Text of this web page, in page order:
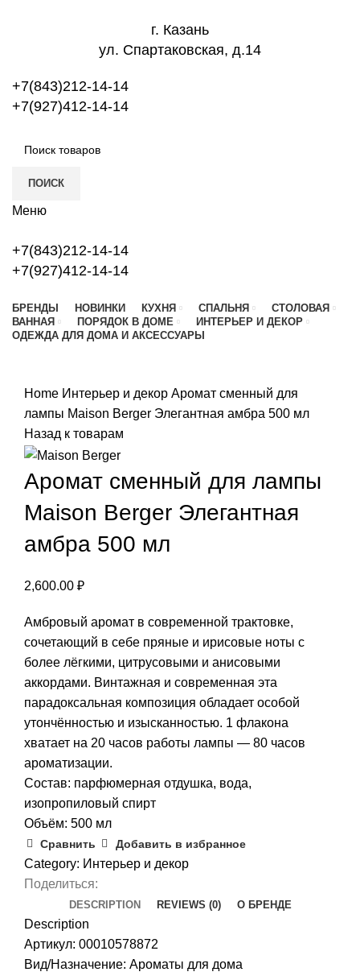
г. Казань
ул. Спартаковская, д.14
+7(843)212-14-14
+7(927)412-14-14
ПОИСК
Меню
+7(843)212-14-14
+7(927)412-14-14
БРЕНДЫ НОВИНКИ КУХНЯ СПАЛЬНЯ
СТОЛОВАЯ
ВАННАЯ
ПОРЯДОК В ДОМЕ
ИНТЕРЬЕР И ДЕКОР
ОДЕЖДА ДЛЯ ДОМА И АКСЕССУАРЫ
Home Интерьер и декор Аромат сменный для
лампы Maison Berger Элегантная амбра 500 мл
Назад к товарам
Аромат сменный для лампы
Maison Berger Элегантная
амбра 500 мл
2,600.00 ₽
Амбровый аромат в современной трактовке,
сочетающий в себе пряные и ирисовые ноты с
более лёгкими, цитрусовыми и анисовыми
аккордами. Винтажная и современная эта
парадоксальная композиция обладает особой
утончённостью и изысканностью. 1 флакона
хватает на 20 часов работы лампы — 80 часов
ароматизации.
Состав: парфюмерная отдушка, вода,
изопропиловый спирт
Объём: 500 мл
Сравнить Добавить в избранное
Category: Интерьер и декор
Поделиться:
DESCRIPTION REVIEWS (0) О БРЕНДЕ
Description
Артикул: 00010578872
Вид/Назначение: Ароматы для дома